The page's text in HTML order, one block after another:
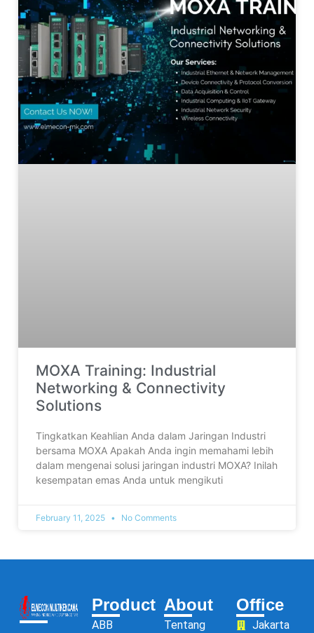
MOXA Training: Industrial
Networking & Connectivity
Solutions
Tingkatkan Keahlian Anda dalam Jaringan Industri
bersama MOXA Apakah Anda ingin memahami lebih
dalam mengenai solusi jaringan industri MOXA? Inilah
kesempatan emas Anda untuk mengikuti
February 11, 2025 No Comments
Product
ABB
About
Tentang
Office
Jakarta